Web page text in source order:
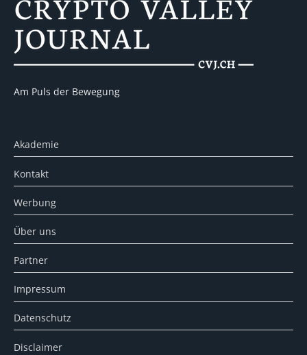
Am Puls der Bewegung
Akademie
Kontakt
Werbung
Über uns
Partner
Impressum
Datenschutz
Disclaimer